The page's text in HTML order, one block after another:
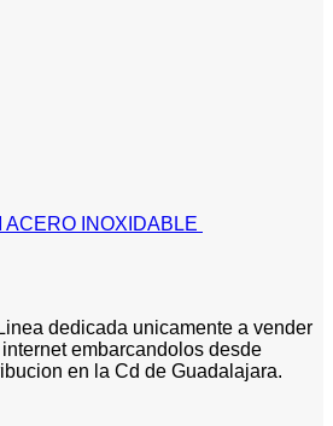
ACERO INOXIDABLE
dedicada unicamente a vender
embarcandolos desde
en la Cd de Guadalajara.